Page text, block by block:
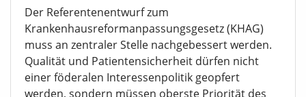
Der Referentenentwurf zum
Krankenhausreformanpassungsgesetz (KHAG)
muss an zentraler Stelle nachgebessert werden.
Qualität und Patientensicherheit dürfen nicht
einer föderalen Interessenpolitik geopfert
werden, sondern müssen oberste Priorität des